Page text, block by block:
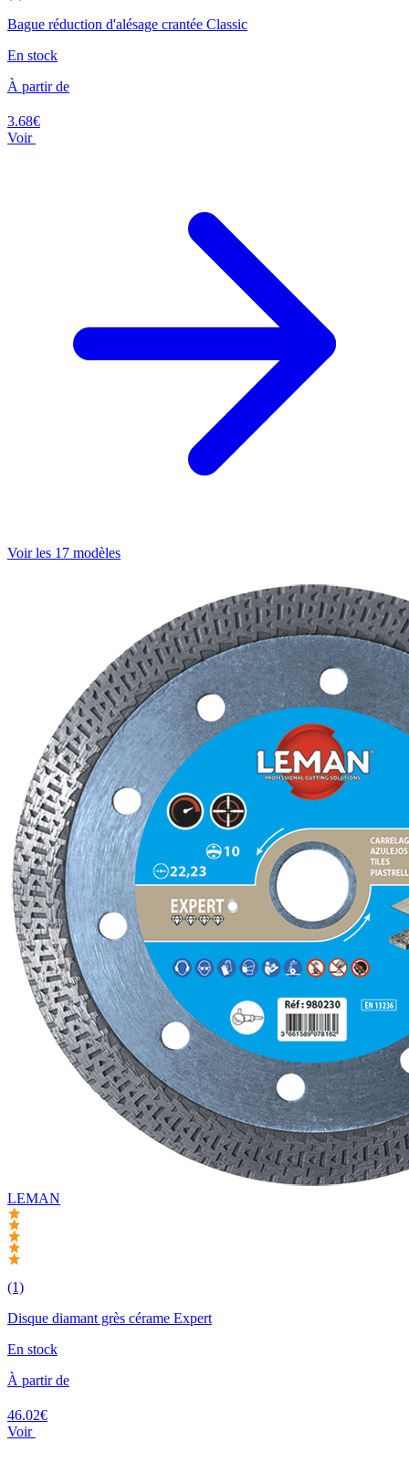
Bague réduction d'alésage crantée Classic
En stock
À partir de
3.68€
Voir
Voir les 17 modèles
LEMAN
(1)
Disque diamant grès cérame Expert
En stock
À partir de
46.02€
Voir